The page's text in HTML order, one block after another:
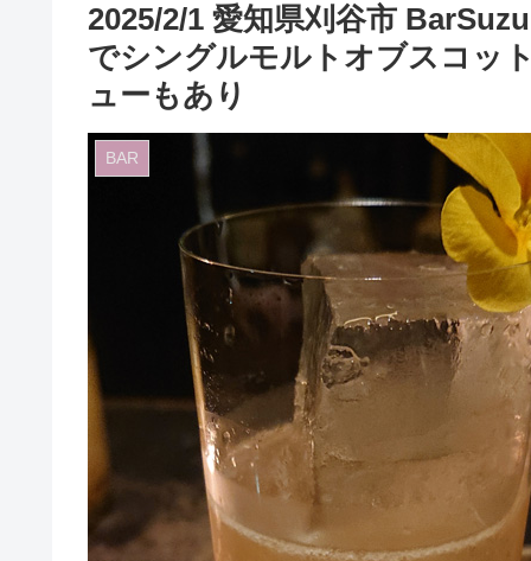
2025/2/1 愛知県刈谷市
でシングルモルトオブスコッ
ューもあり
BAR